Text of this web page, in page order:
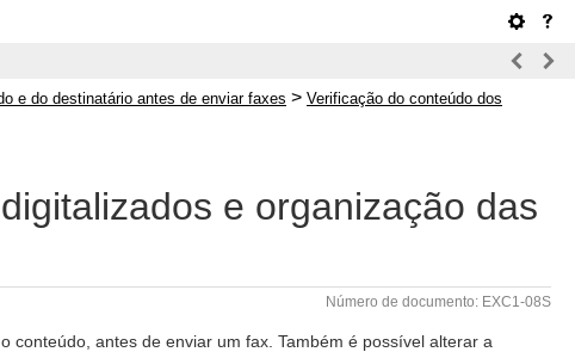
e do destinatário antes de enviar faxes > Verificação do conteúdo dos
e organização das
Número de documento: EXC1-08S
conteúdo, antes de enviar um fax. Também é possível alterar a